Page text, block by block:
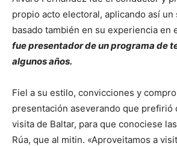
propio acto electoral, aplicando así un
basado también en su experiencia en
fue presentador de un programa de
algunos años.
Fiel a su estilo, convicciones y
presentación aseverando que prefirió
visita de Baltar, para que conociese
Rúa, que al mitin. «Aproveitamos a